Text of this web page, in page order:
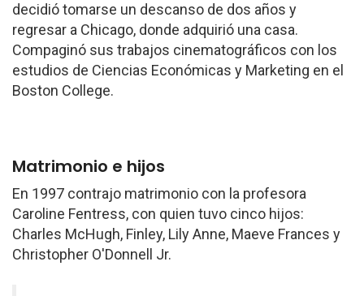
decidió tomarse un descanso de dos años y
regresar a Chicago, donde adquirió una casa.
Compaginó sus trabajos cinematográficos con los
estudios de Ciencias Económicas y Marketing en el
Boston College.
Matrimonio e hijos
En 1997 contrajo matrimonio con la profesora
Caroline Fentress, con quien tuvo cinco hijos:
Charles McHugh, Finley, Lily Anne, Maeve Frances y
Christopher O'Donnell Jr.